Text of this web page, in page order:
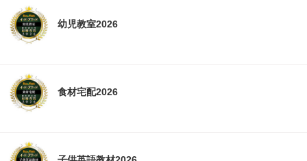
幼児教室2026
食材宅配2026